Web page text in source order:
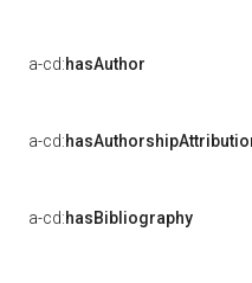
a-cd:hasAuthor
a-cd:
a-cd:hasBibliography